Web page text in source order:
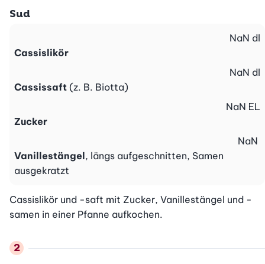
Sud
Cassislikör
NaN dl
Cassissaft (z. B. Biotta)
NaN dl
Zucker
NaN EL
Vanillestängel, längs aufgeschnitten, Samen
ausgekratzt
NaN
Cassislikör und -saft mit Zucker, Vanillestängel und -
samen in einer Pfanne aufkochen.